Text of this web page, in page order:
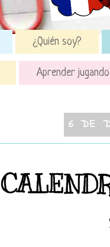
¿Quién soy?
Aprender jugando
6 DE